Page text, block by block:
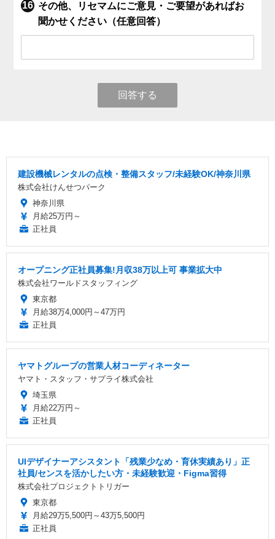
その他、リセマムにご意見・ご要望があればお
聞かせください（任意回答）
回答する
建設機械レンタルの点検・整備スタッフ/未経験OK/神奈川県
株式会社けんせつパーク
神奈川県
月給25万円～
正社員
オープニング正社員募集!月収38万以上可 事業拡大中
株式会社ワールドスタッフィング
東京都
月給38万4,000円～47万円
正社員
ヤマトグループの営業人材コーディネーター
ヤマト・スタッフ・サプライ株式会社
埼玉県
月給22万円～
正社員
UIデザイナーアシスタント「残業少なめ・育休実績あり」正
社員/センスを活かしたい方・未経験歓迎・Figma習得
株式会社プロジェクトトリガー
東京都
月給29万5,500円～43万5,500円
正社員